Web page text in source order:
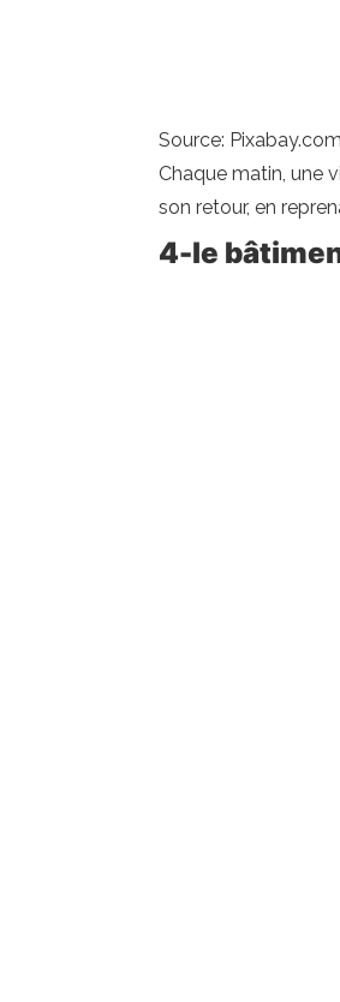
Source: Pixabay.com
Chaque matin, une
son retour, en
4-le